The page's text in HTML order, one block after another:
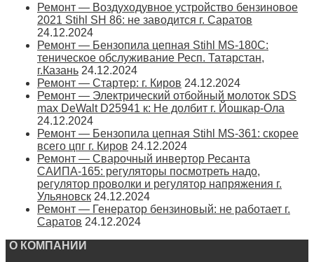
Ремонт — Воздуходувное устройство бензиновое
2021 Stihl SH 86: не заводится г. Саратов
24.12.2024
Ремонт — Бензопила цепная Stihl MS-180С:
теническое обслуживание Респ. Татарстан,
г.Казань 24.12.2024
Ремонт — Стартер: г. Киров 24.12.2024
Ремонт — Электрический отбойный молоток SDS
max DeWalt D25941 к: Не долбит г. Йошкар-Ола
24.12.2024
Ремонт — Бензопила цепная Stihl MS-361: скорее
всего цпг г. Киров 24.12.2024
Ремонт — Сварочный инвертор Ресанта
САИПА-165: регуляторы посмотреть надо,
регулятор проволки и регулятор напряжения г.
Ульяновск 24.12.2024
Ремонт — Генератор бензиновый: не работает г.
Саратов 24.12.2024
О КОМПАНИИ